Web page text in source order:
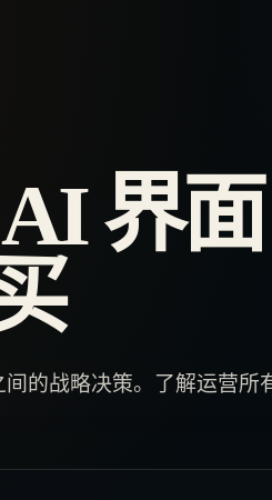
界
的战略决策。了解运营